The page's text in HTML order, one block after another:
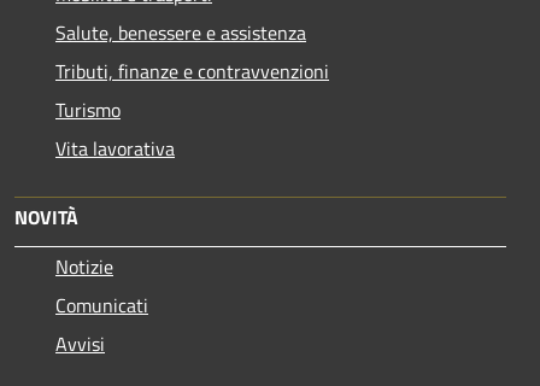
Salute, benessere e assistenza
Tributi, finanze e contravvenzioni
Turismo
Vita lavorativa
NOVITÀ
Notizie
Comunicati
Avvisi